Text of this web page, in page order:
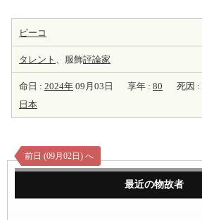
ピーコ
タレント 、服飾評論家
命日 : 2024年 09月03日 享年 : 80 死因 :
日本
前日 (09月02日) へ
最近の物故者